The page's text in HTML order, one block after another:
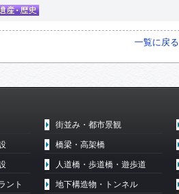
一覧に戻る
ント
街並み・都市景観
橋梁・高架橋
人道橋・歩道橋・遊歩道
地下構造物・トンネル